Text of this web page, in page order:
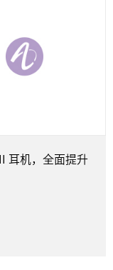
耳机，全面提升